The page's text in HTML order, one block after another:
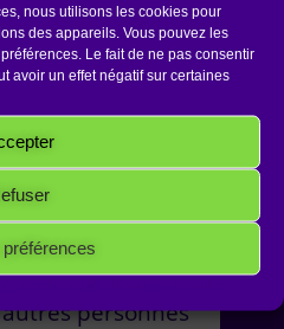
nous utilisons les cookies pour
des appareils. Vous pouvez les
Le fait de ne pas consentir
avoir un effet négatif sur certaines
utiliser les
afin de
quotidien.
toute personne
est en
personnes